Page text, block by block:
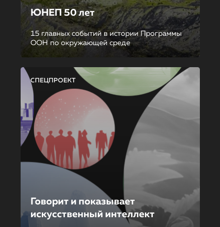
ЮНЕП 50 лет
15 главных событий в истории Программы
ООН по окружающей среде
СПЕЦПРОЕКТ
Говорит и показывает
искусственный интеллект